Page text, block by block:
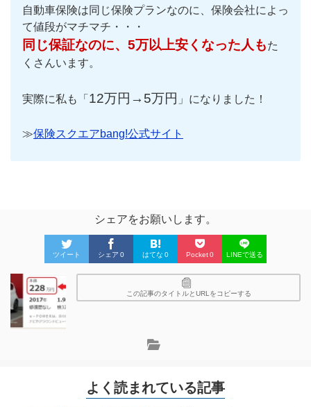
自動車保険は同じ保険プランなのに、保険会社によっ
て値段がマチマチ・・・
同じ保証なのに、5万以上安くなった人もた
くさんいます。
実際に私も「 12万円→5万円 」になりました！
≫保険スクエアbang!公式サイト
シェアをお願いします。
ツイート シェア 0 はてな 0 Pocket0 LINEで送る
この記事のタイトルとURLをコピーする
よく読まれている記事